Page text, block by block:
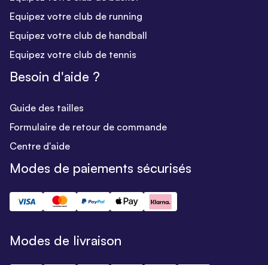
Equipez votre club de running
Equipez votre club de handball
Equipez votre club de tennis
Besoin d'aide ?
Guide des tailles
Formulaire de retour de commande
Centre d'aide
Modes de paiements sécurisés
Modes de livraison